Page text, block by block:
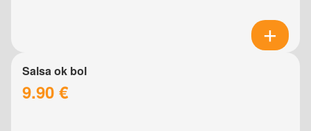
Salsa ok bol
9.90 €